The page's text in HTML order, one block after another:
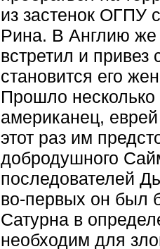
из застенок ОГПУ
Рина. В Англию же
встретил и
становится его
Прошло несколько
американец,
этот раз им
добродушного
последователей
во-первых он был
Сатурна в
необходим для